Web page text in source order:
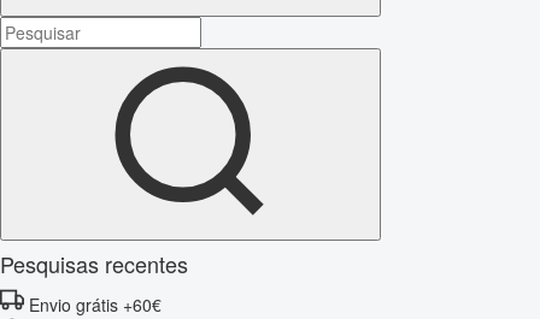
Pesquisas recentes
Envio grátis +60€